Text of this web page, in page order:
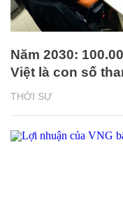
THỜI SỰ
Năm 2030:
Việt là con số